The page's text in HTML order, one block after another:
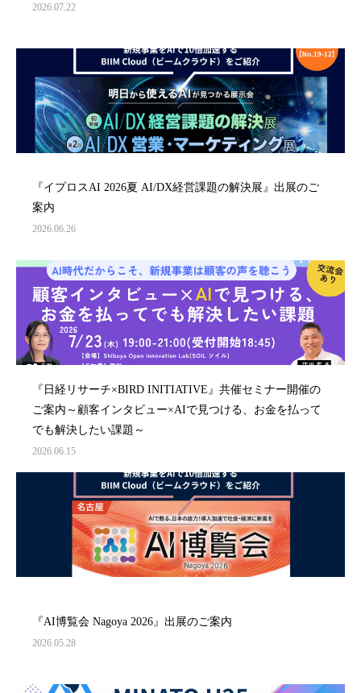
2026.07.22
『イプロスAI 2026夏 AI/DX経営課題の解決展』出展のご
案内
2026.06.26
『日経リサーチ×BIRD INITIATIVE』共催セミナー開催の
ご案内～顧客インタビュー×AIで見つける、お金を払って
でも解決したい課題～
2026.06.15
『AI博覧会 Nagoya 2026』出展のご案内
2026.05.28